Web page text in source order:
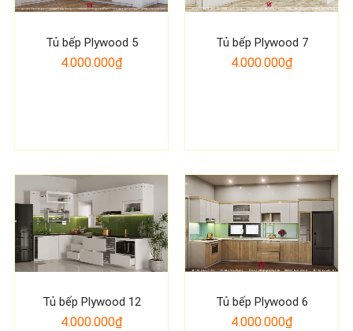
Tủ bếp Plywood 5
4.000.000₫
Tủ bếp Plywood 7
4.000.000₫
Tủ bếp Plywood 12
4.000.000₫
Tủ bếp Plywood 6
4.000.000₫